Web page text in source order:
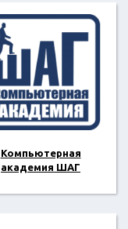
Компьютерная
академия ШАГ